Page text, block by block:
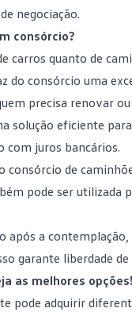
negociação.
consórcio?
carros quanto de
do consórcio uma
precisa renovar
solução eficiente
juros bancários.
consórcio de
pode ser
a
garante liberdade
as melhores opções!
pode adquirir